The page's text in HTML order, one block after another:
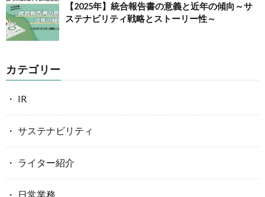
【2025年】統合報告書の意義と近年の傾向～サ
ステナビリティ戦略とストーリー性～
カテゴリー
IR
サステナビリティ
ライター紹介
日常業務